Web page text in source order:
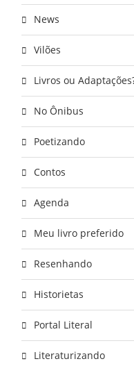
News
Vilões
Livros ou
No Ônibus
Poetizando
Contos
Agenda
Meu livro preferido
Resenhando
Historietas
Portal Literal
Literaturizando